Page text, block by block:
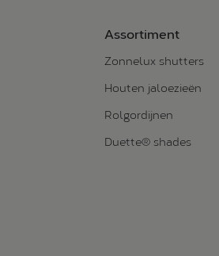
Assortiment
Zonnelux shutters
Houten jaloezieën
Rolgordijnen
Duette® shades